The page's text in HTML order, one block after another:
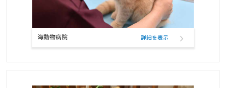
海動物病院 詳細を表示